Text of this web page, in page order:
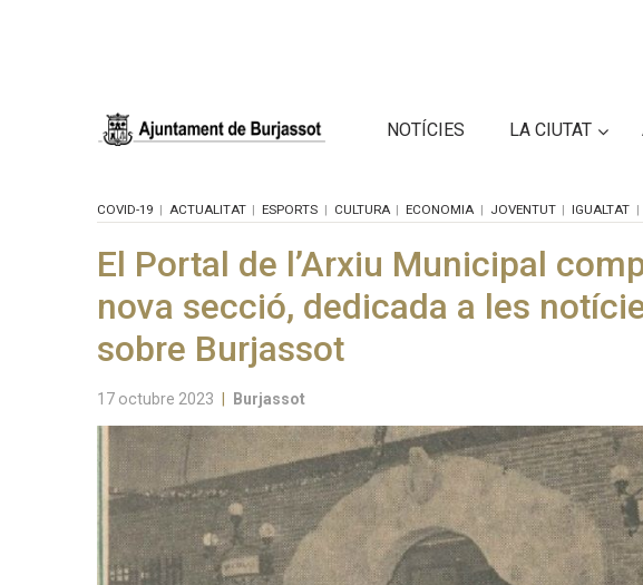
NOTÍCIES LA CIUTAT
COVID-19 ACTUALITAT ESPORTS CULTURA ECONOMIA JOVENTUT IGUALTAT
El Portal de l’Arxiu Municipal
nova secció, dedicada a les
sobre Burjassot
17 octubre 2023 Burjassot